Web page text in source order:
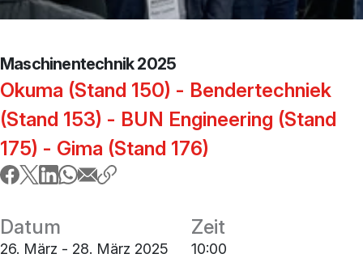
Maschinentechnik 2025
Okuma (Stand 150) - Bendertechniek
(Stand 153) - BUN Engineering (Stand
175) - Gima (Stand 176)
Datum
26. März - 28. März 2025
Zeit
10:00